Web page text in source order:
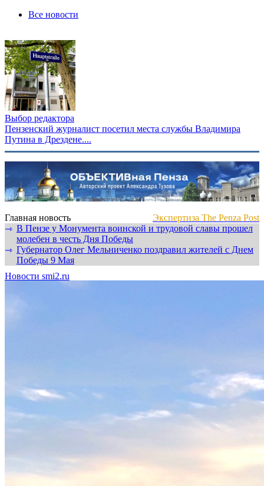
Все новости
Выбор редактора
Пензенский журналист посетил места службы Владимира
Путина в Дрездене....
Главная новость
Экспертиза The Penza Post
⇾ В Пензе у Монумента воинской и трудовой славы прошел
молебен в честь Дня Победы
⇾ Губернатор Олег Мельниченко поздравил жителей с Днем
Победы 9 Мая
Новости smi2.ru